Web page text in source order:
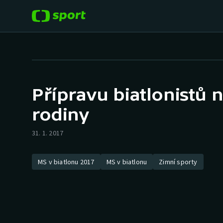
Hokej
Tenis
Cyklistika
Baseball a softbal
Biatlon
Přípravu biatlonistů
rodiny
31. 1. 2017
MS v biatlonu 2017 MS v biatlonu Zimní sporty